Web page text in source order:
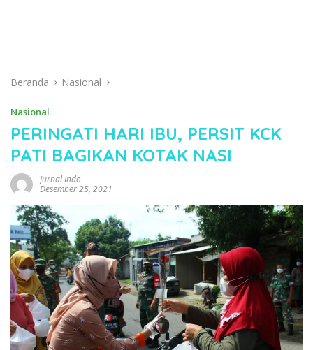
Beranda Nasional
Nasional
PERINGATI HARI IBU, PERSIT KCK
PATI BAGIKAN KOTAK NASI
Jurnal Indo
Desember 25, 2021